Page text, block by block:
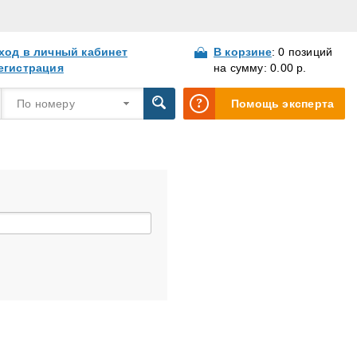
в личный кабинет
В корзине: 0 позиций
на сумму: 0.00 р.
По номеру Помощь эксперта